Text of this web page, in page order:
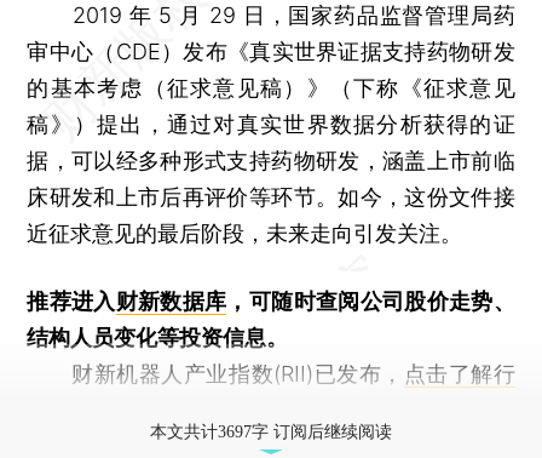
2019 年 5 月 29 日，国家药品监督管理局药
审中心（CDE）发布《真实世界证据支持药物研发
的基本考虑（征求意见稿）》（下称《征求意见
稿》）提出，通过对真实世界数据分析获得的证
据，可以经多种形式支持药物研发，涵盖上市前临
床研发和上市后再评价等环节。如今，这份文件接
近征求意见的最后阶段，未来走向引发关注。
推荐进入财新数据库 ，可随时查阅公司股价走势、
结构人员变化等投资信息。
财新机器人产业指数(RII)已发布， 点击了解行
本文共计3697字 订阅后继续阅读